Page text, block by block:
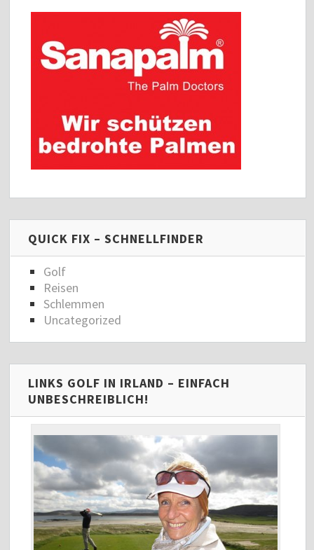
QUICK FIX – SCHNELLFINDER
Golf
Reisen
Schlemmen
Uncategorized
LINKS GOLF IN IRLAND – EINFACH
UNBESCHREIBLICH!